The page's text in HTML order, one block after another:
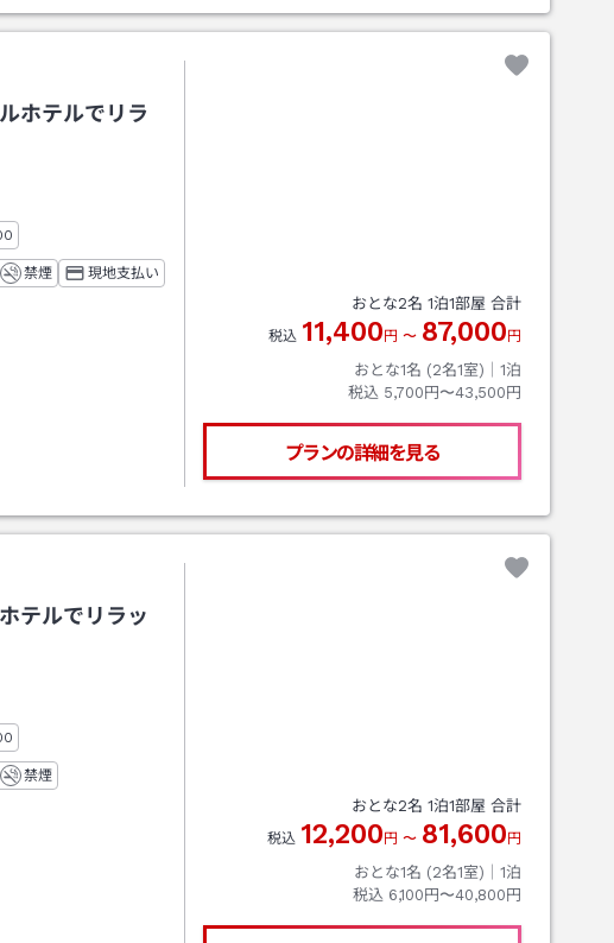
ホテルでリラ
クアウト
禁煙 現地支払い
おとな2名 1泊1部屋 合計
税込 11,400円 〜 87,000円
おとな1名 (2名1室)｜ 1泊
税込 5,700円〜43,500円
プランの詳細を見る
テルでリラッ
クアウト
禁煙
おとな2名 1泊1部屋 合計
税込 12,200円 〜 81,600円
おとな1名 (2名1室)｜ 1泊
税込 6,100円〜40,800円